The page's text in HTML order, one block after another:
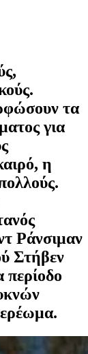
τα
για
η
Ράνσιμαν
Στήβεν
περίοδο